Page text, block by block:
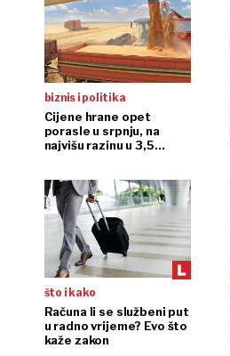
biznis i politika
Cijene hrane opet
porasle u srpnju, na
najvišu razinu u 3,5
što i kako
Računa li se službeni put
u radno vrijeme? Evo što
kaže zakon